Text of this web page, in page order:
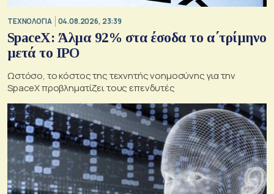
ΤΕΧΝΟΛΟΓΙΑ 04.08.2026, 23:39
SpaceX: Άλμα 92% στα έσοδα το α΄τρίμηνο
μετά το IPO
Ωστόσο, το κόστος της τεχνητής νοημοσύνης για την
SpaceX προβληματίζει τους επενδυτές